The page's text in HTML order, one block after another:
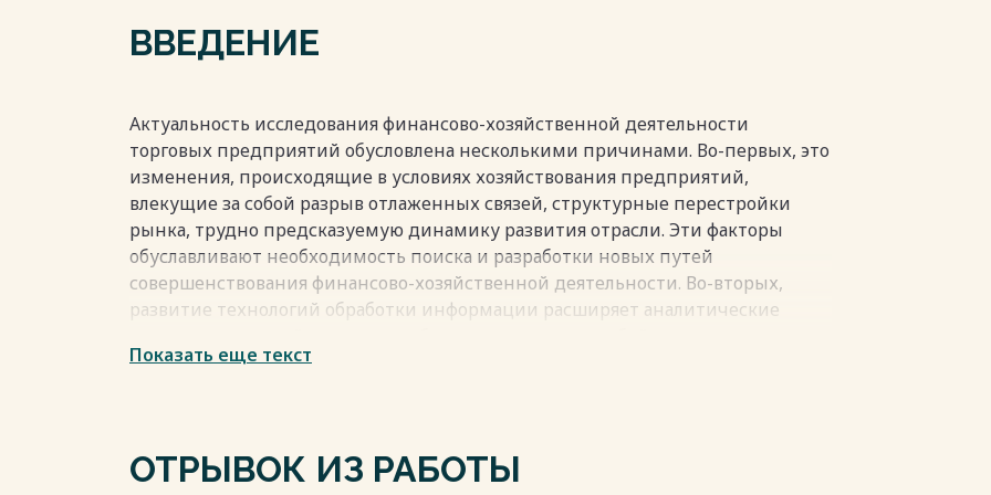
2.3 Анализ финансовых результатов предприятия 50
Заключение 66
Приложение 1 71
Приложение 2 73
Весь текст будет доступен после покупки
ВВЕДЕНИЕ
Актуальность исследования финансово-хозяйственной деятельности
торговых предприятий обусловлена несколькими причинами. Во-первых, это
изменения, происходящие в условиях хозяйствования предприятий,
влекущие за собой разрыв отлаженных связей, структурные перестройки
рынка, трудно предсказуемую динамику развития отрасли. Эти факторы
обуславливают необходимость поиска и разработки новых путей
совершенствования финансово-хозяйственной деятельности. Во-вторых,
развитие технологий обработки информации расширяет аналитические
методологии анализа. Таким образом, изменение внешних условий приводит
посвященными анализу финансово-хозяйственной деятельности торговых
Показать еще текст
ОТРЫВОК ИЗ РАБОТЫ